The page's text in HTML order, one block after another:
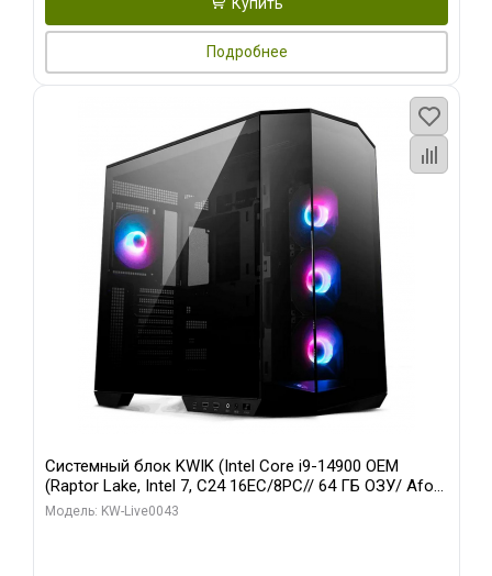
Подробнее
Системный блок KWIK (Intel Core i9-14900 OEM
(Raptor Lake, Intel 7, C24 16EC/8PC// 64 ГБ ОЗУ/ Afox
RTX3060Ti 8GB GDDR6 256bit 3xDP HDMI 2FAN RTL/
Модель: KW-Live0043